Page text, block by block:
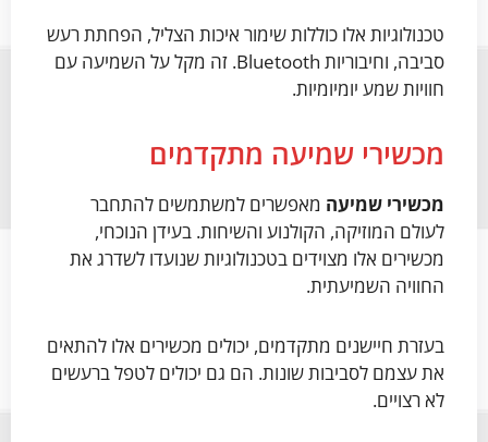
טכנולוגיות אלו כוללות שימור איכות הצליל, הפחתת רעש
סביבה, וחיבוריות Bluetooth. זה מקל על השמיעה עם
חוויות שמע יומיומיות.
מכשירי שמיעה מתקדמים
מכשירי שמיעה מאפשרים למשתמשים להתחבר
לעולם המוזיקה, הקולנוע והשיחות. בעידן הנוכחי,
מכשירים אלו מצוידים בטכנולוגיות שנועדו לשדרג את
החוויה השמיעתית.
בעזרת חיישנים מתקדמים, יכולים מכשירים אלו להתאים
את עצמם לסביבות שונות. הם גם יכולים לטפל ברעשים
לא רצויים.